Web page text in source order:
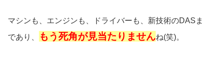
マシンも、エンジンも、ドライバーも、新技術のDASま
であり、
もう死角が見当たりませんね(笑)。